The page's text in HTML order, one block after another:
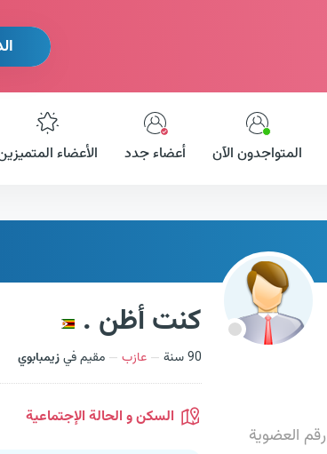
المتواجدون الآن أعضاء جدد الأعضاء
كنت أظن .
90 سنة عازب مقيم فيزيمبابوي
رقم العضوية
السكن و الحالة الإجتماعية